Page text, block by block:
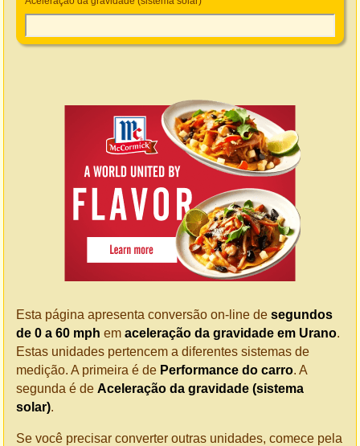
Esta página apresenta conversão on-line de segundos
de 0 a 60 mph em aceleração da gravidade em Urano.
Estas unidades pertencem a diferentes sistemas de
medição. A primeira é de Performance do carro. A
segunda é de Aceleração da gravidade (sistema
solar).
Se você precisar converter outras unidades, comece pela